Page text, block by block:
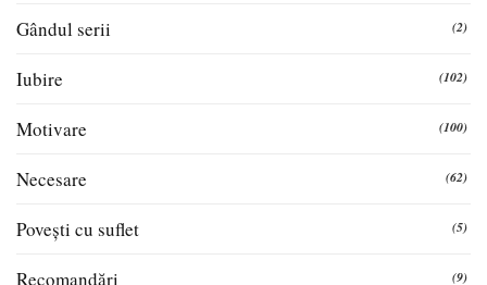
Gândul serii (2)
Iubire (102)
Motivare (100)
Necesare (62)
Povești cu suflet (5)
Recomandări (9)